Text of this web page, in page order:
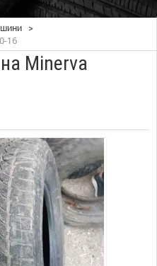
шини >
16
Minerva